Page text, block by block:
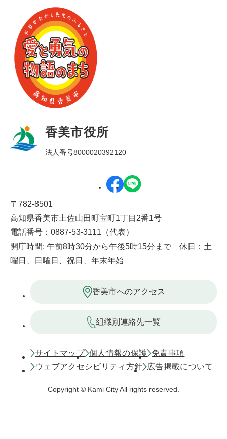
香美市役所
法人番号8000020392120
〒782-8501
高知県香美市土佐山田町宝町1丁目2番1号
電話番号：0887-53-3111（代表）
開庁時間: 午前8時30分から午後5時15分まで 休日：土
曜日、日曜日、祝日、年末年始
香美市へのアクセス
組織別連絡先一覧
サイトマップ 個人情報の保護 免責事項
ウェブアクセシビリティ方針
広告掲載について
Copyright © Kami City All rights reserved.